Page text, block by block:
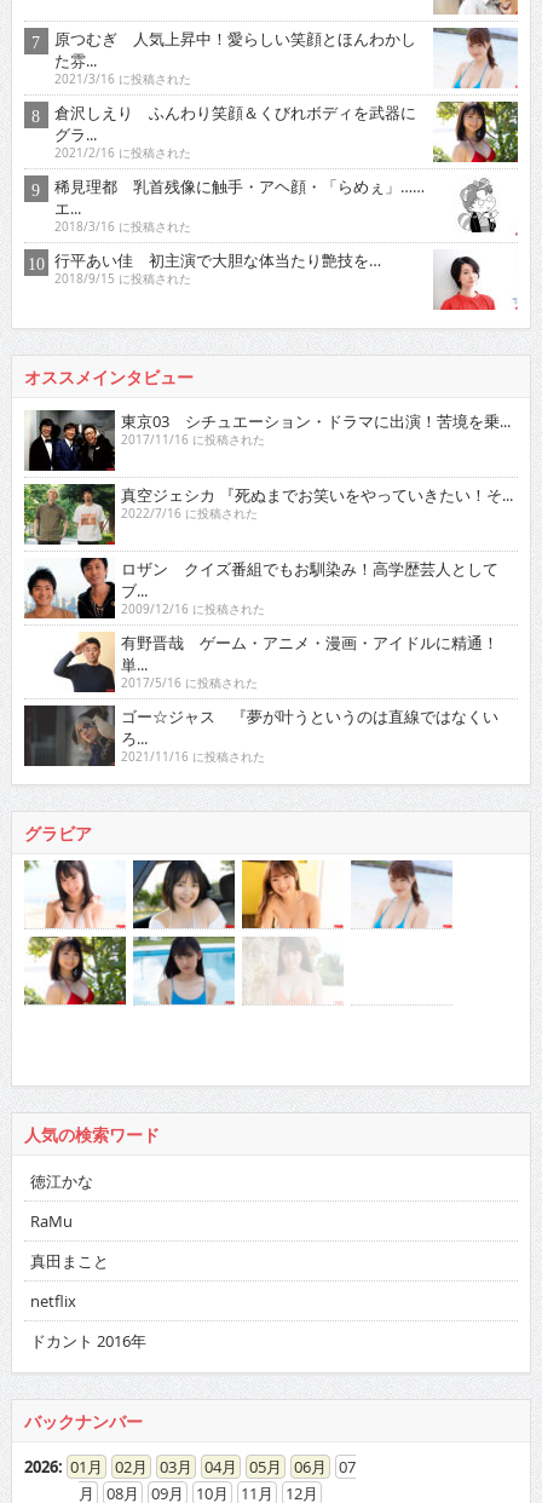
原つむぎ 人気上昇中！愛らしい笑顔とほんわかし
た雰...
2021/3/16 に投稿された
倉沢しえり ふんわり笑顔＆くびれボディを武器に
グラ...
2021/2/16 に投稿された
稀見理都 乳首残像に触手・アヘ顔・「らめぇ」……
エ...
2018/3/16 に投稿された
行平あい佳 初主演で大胆な体当たり艶技を…
2018/9/15 に投稿された
オススメインタビュー
東京03 シチュエーション・ドラマに出演！苦境を乗...
2017/11/16 に投稿された
真空ジェシカ 『死ぬまでお笑いをやっていきたい！そ...
2022/7/16 に投稿された
ロザン クイズ番組でもお馴染み！高学歴芸人として
ブ...
2009/12/16 に投稿された
有野晋哉 ゲーム・アニメ・漫画・アイドルに精通！
単...
2017/5/16 に投稿された
ゴー☆ジャス 『夢が叶うというのは直線ではなくい
ろ...
2021/11/16 に投稿された
グラビア
人気の検索ワード
徳江かな
RaMu
真田まこと
netflix
ドカント 2016年
バックナンバー
2026: 01 02 03 04 05 06
07
08
09 10 11 12